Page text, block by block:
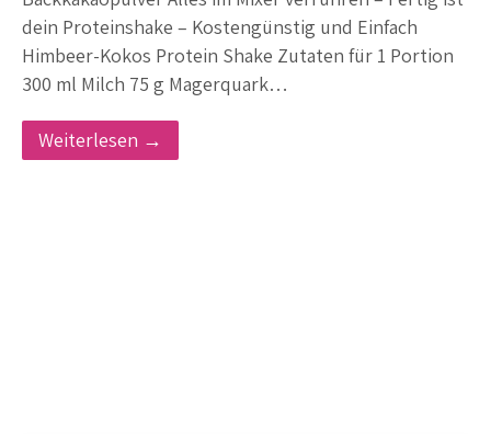
dein Proteinshake – Kostengünstig und Einfach
Himbeer-Kokos Protein Shake Zutaten für 1 Portion
300 ml Milch 75 g Magerquark…
Weiterlesen →